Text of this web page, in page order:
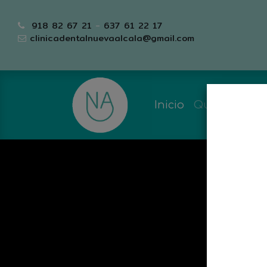
918 82 67 21 - 637 61 22 17
clinicadentalnuevaalcala@gmail.com
Inicio Quiénes